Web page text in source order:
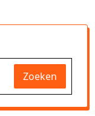
Zoeken